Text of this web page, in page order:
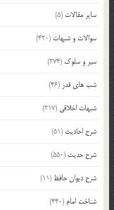
سایر مقالات (5)
سوالات و شبهات (420)
سیر و سلوک (274)
شب های قدر (46)
شبهات اخلاقی (217)
شرح احادیث (51)
شرح حدیث (550)
شرح دیوان حافظ (11)
شناخت امام (440)